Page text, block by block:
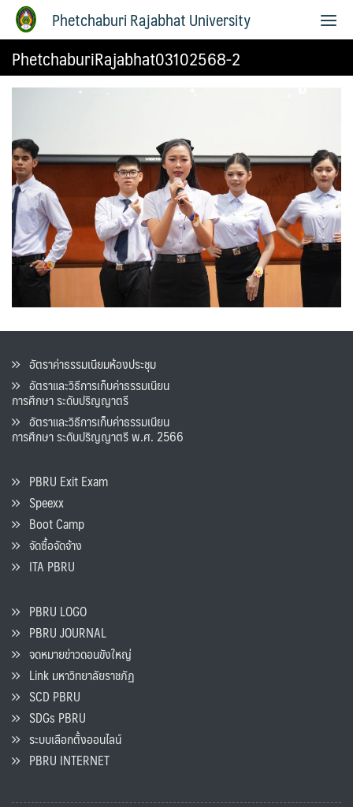
Phetchaburi Rajabhat University
PhetchaburiRajabhat03102568-2
อัตราค่าธรรมเนียมห้องประชุม
อัตราและวิธีการเก็บค่าธรรมเนียน
การศึกษา ระดับปริญญาตรี
อัตราและวิธีการเก็บค่าธรรมเนียน
การศึกษา ระดับปริญญาตรี พ.ศ. 2566
PBRU Exit Exam
Speexx
Boot Camp
จัดซื้อจัดจ้าง
ITA PBRU
PBRU LOGO
PBRU JOURNAL
จดหมายข่าวดอนขังใหญ่
Link มหาวิทยาลัยราชภัฏ
SCD PBRU
SDGs PBRU
ระบบเลือกตั้งออนไลน์
PBRU INTERNET